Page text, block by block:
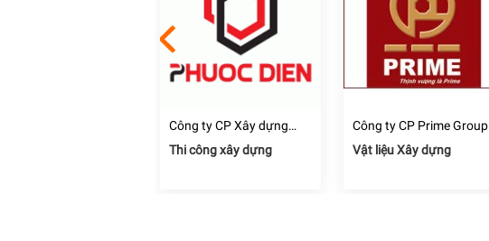
Công ty CP Xây dựng
ốc Phước Điền
Thi công xây dựng
Công ty CP Prime Group
Vật liệu Xây dựng